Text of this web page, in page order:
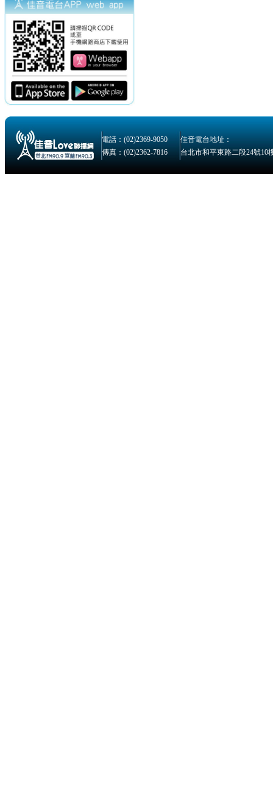
電話：(02)2369-9050
佳音電台地址：
傳真：(02)2362-7816
台北市和平東路二段24號10